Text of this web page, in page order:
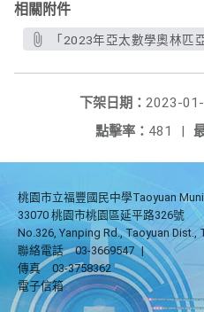
相關附件
「2023年亞太數學奧林匹
下架日期： 2023-
點擊率： 481 |
桃園市立福豐國民中學Taoyuan
33070 桃園市桃園區延平路326號
No.326, Yanping Rd., Taoyuan Dist.,
聯絡電話
03-3669547 |
傳真
03-3758362
電子信箱